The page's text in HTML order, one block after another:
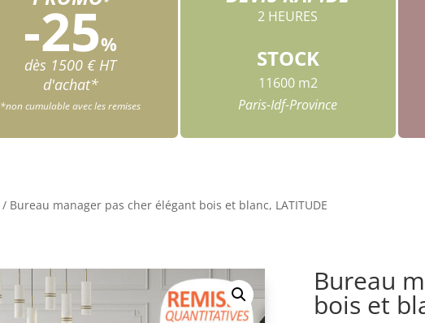
-25%
dès 1500 € HT
d'achat*
*non cumulable avec les remises
2 HEURES
STOCK
11600 m2
Paris-Idf-Province
/ Bureau manager pas cher élégant bois et blanc, LATITUDE
Bureau
bois et